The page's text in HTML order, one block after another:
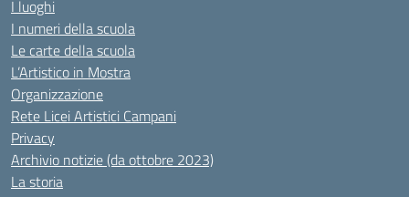
I luoghi
I numeri della scuola
Le carte della scuola
L’Artistico in Mostra
Organizzazione
Rete Licei Artistici Campani
Privacy
Archivio notizie (da ottobre 2023)
La storia